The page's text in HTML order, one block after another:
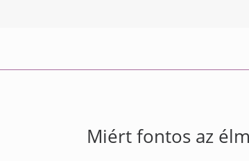
Miért fontos az